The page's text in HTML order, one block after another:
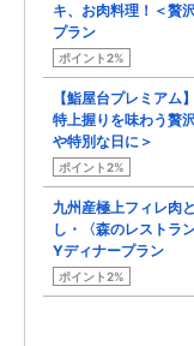
キ、お肉料理！＜贅
プラン
ポイント2%
【鮨屋台プレミアム
特上握りを味わう贅
や特別な日に＞
ポイント2%
九州産極上フィレ肉
し・〈森のレストラ
Yディナープラン
ポイント2%